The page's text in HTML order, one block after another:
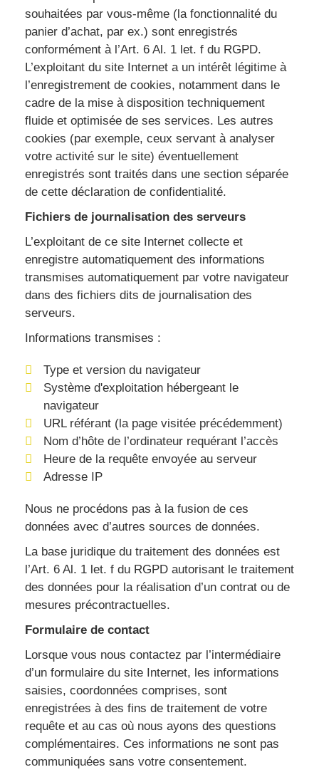
souhaitées par vous-même (la fonctionnalité du
panier d’achat, par ex.) sont enregistrés
conformément à l’Art. 6 Al. 1 let. f du RGPD.
L’exploitant du site Internet a un intérêt légitime à
l’enregistrement de cookies, notamment dans le
cadre de la mise à disposition techniquement
fluide et optimisée de ses services. Les autres
cookies (par exemple, ceux servant à analyser
votre activité sur le site) éventuellement
enregistrés sont traités dans une section séparée
de cette déclaration de confidentialité.
Fichiers de journalisation des serveurs
L’exploitant de ce site Internet collecte et
enregistre automatiquement des informations
transmises automatiquement par votre navigateur
dans des fichiers dits de journalisation des
serveurs.
Informations transmises :
Type et version du navigateur
Système d'exploitation hébergeant le
navigateur
URL référant (la page visitée précédemment)
Nom d’hôte de l’ordinateur requérant l’accès
Heure de la requête envoyée au serveur
Adresse IP
Nous ne procédons pas à la fusion de ces
données avec d’autres sources de données.
La base juridique du traitement des données est
l’Art. 6 Al. 1 let. f du RGPD autorisant le traitement
des données pour la réalisation d’un contrat ou de
mesures précontractuelles.
Formulaire de contact
Lorsque vous nous contactez par l’intermédiaire
d’un formulaire du site Internet, les informations
saisies, coordonnées comprises, sont
enregistrées à des fins de traitement de votre
requête et au cas où nous ayons des questions
complémentaires. Ces informations ne sont pas
communiquées sans votre consentement.